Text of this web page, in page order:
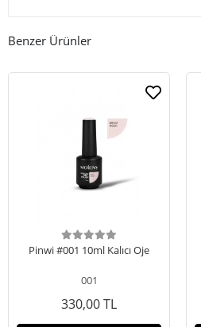
Benzer Ürünler
Pinwi #001 10ml Kalıcı Oje
001
330,00 TL